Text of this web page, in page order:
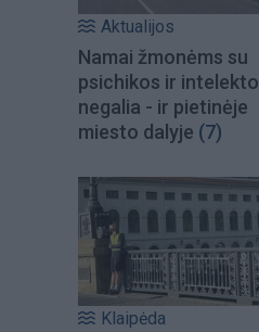
Aktualijos
Namai žmonėms su
psichikos ir intelekto
negalia - ir pietinėje
miesto dalyje (7)
Klaipėda